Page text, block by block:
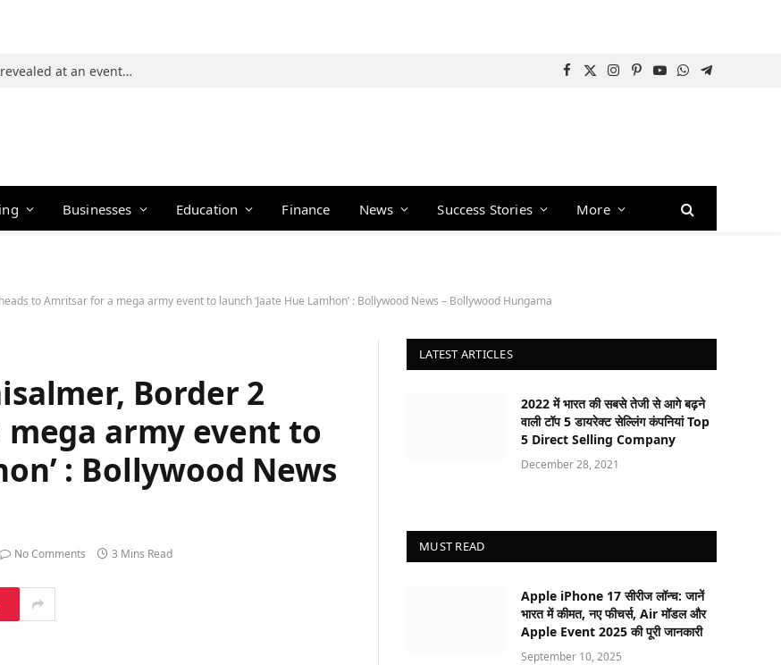
Photos: 21 players of The Traitors Season 2 revealed at an event in Mumbai Facebook
X
Instagram
Pinterest
YouTube
WhatsApp
Telegram
Businesses Education Finance News Success Stories More
to Amritsar for a mega army event to launch ‘Jaate Hue Lamhon’ : Bollywood News – Bollywood Hungama
Border 2
army event to
: Bollywood News
No Comments 3 Mins Read
LATEST ARTICLES
2022 में भारत की सबसे तेजी से आगे बढ़ने
वाली टॉप 5 डायरेक्ट सेल्लिंग कंपनियां Top
5 Direct Selling Company
December 28, 2021
MUST READ
Apple iPhone 17 सीरीज लॉन्च: जानें
भारत में कीमत, नए फीचर्स, Air मॉडल और
Apple Event 2025 की पूरी जानकारी
September 10, 2025